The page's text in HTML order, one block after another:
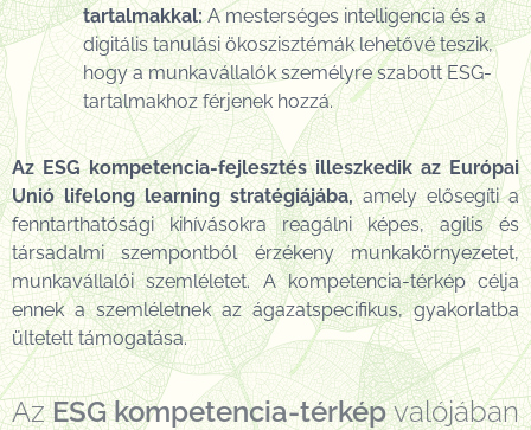
tartalmakkal:A mesterséges intelligencia és a
digitális tanulási ökoszisztémák lehetővé teszik,
hogy a munkavállalók személyre szabott ESG-
tartalmakhoz férjenek hozzá.
Az ESG kompetencia-fejlesztés illeszkedik az Európai
Unió lifelong learning stratégiájába,amely elősegíti a
fenntarthatósági kihívásokra reagálni képes, agilis és
társadalmi szempontból érzékeny munkakörnyezetet,
munkavállalói szemléletet. A kompetencia-térkép célja
ennek a szemléletnek az ágazatspecifikus, gyakorlatba
ültetett támogatása.
AzESG kompetencia-térképvalójában